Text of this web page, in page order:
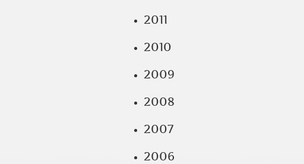
2011
2010
2009
2008
2007
2006